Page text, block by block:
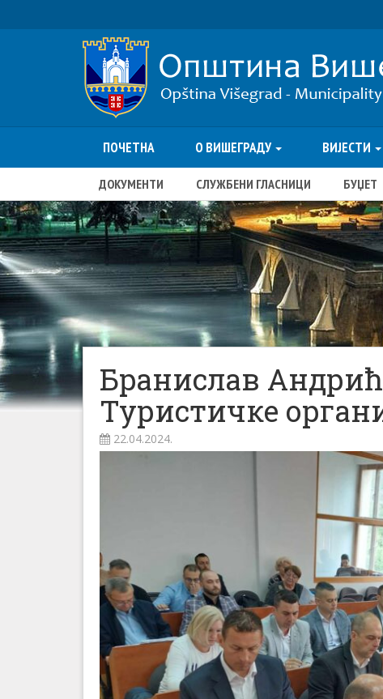
ПОЧЕТНА О ВИШЕГРАДУ ВИЈЕСТИ
ДОКУМЕНТИ СЛУЖБЕНИ ГЛАСНИЦИ БУЏЕТ
Бранислав
Туристичке
22.04.2024.